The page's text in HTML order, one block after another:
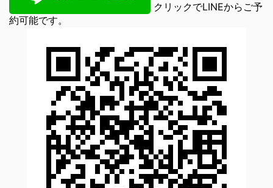
クリックでLINEからご予
約可能です。